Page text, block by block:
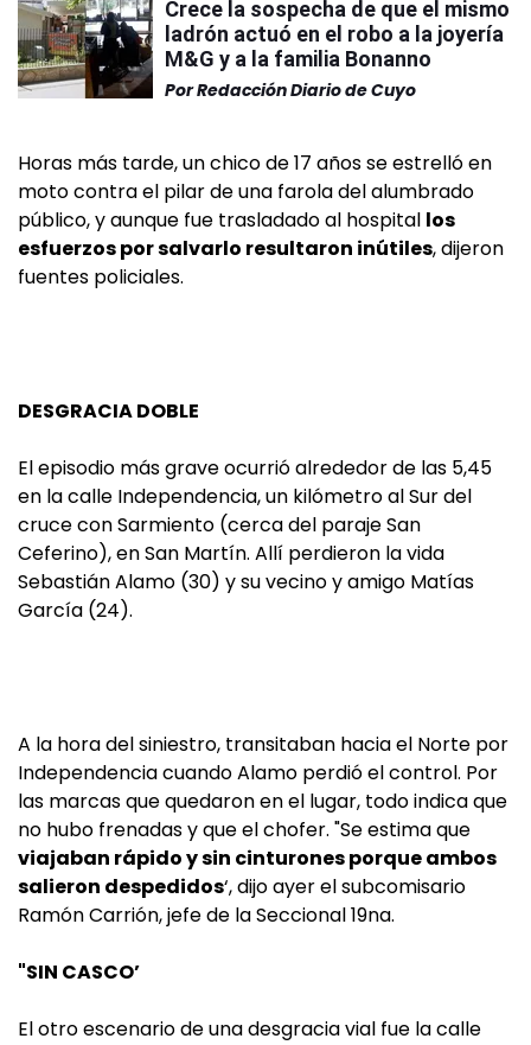
Crece la sospecha de que el mismo
ladrón actuó en el robo a la joyería
M&G y a la familia Bonanno
PorRedacción Diario de Cuyo
Horas más tarde, un chico de 17 años se estrelló en
moto contra el pilar de una farola del alumbrado
público, y aunque fue trasladado al hospital los
esfuerzos por salvarlo resultaron inútiles, dijeron
fuentes policiales.
DESGRACIA DOBLE
El episodio más grave ocurrió alrededor de las 5,45
en la calle Independencia, un kilómetro al Sur del
cruce con Sarmiento (cerca del paraje San
Ceferino), en San Martín. Allí perdieron la vida
Sebastián Alamo (30) y su vecino y amigo Matías
García (24).
A la hora del siniestro, transitaban hacia el Norte por
Independencia cuando Alamo perdió el control. Por
las marcas que quedaron en el lugar, todo indica que
no hubo frenadas y que el chofer. "Se estima que
viajaban rápido y sin cinturones porque ambos
salieron despedidos‘, dijo ayer el subcomisario
Ramón Carrión, jefe de la Seccional 19na.
"SIN CASCO’
El otro escenario de una desgracia vial fue la calle